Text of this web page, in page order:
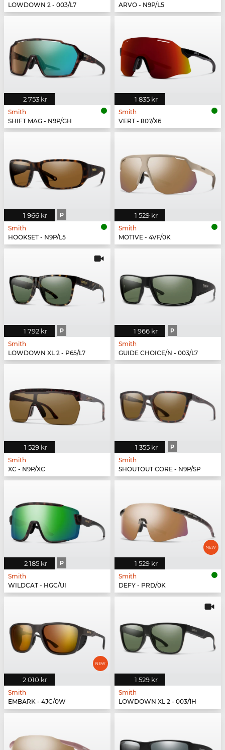
LOWDOWN 2 - 003/L7
ARVO - N9P/L5
2 753 kr
Smith
SHIFT MAG - N9P/GH
1 835 kr
Smith
VERT - 807/X6
1 966 kr P
Smith
HOOKSET - N9P/L5
1 529 kr
Smith
MOTIVE - 4VF/0K
1 792 kr P
Smith
LOWDOWN XL 2 - P65/L7
1 966 kr P
Smith
GUIDE CHOICE/N - 003/L7
1 529 kr
Smith
XC - N9P/XC
1 355 kr P
Smith
SHOUTOUT CORE - N9P/SP
2 185 kr P
Smith
WILDCAT - HGC/UI
1 529 kr
Smith
DEFY - PRD/0K
2 010 kr
Smith
EMBARK - 4JC/0W
1 529 kr
Smith
LOWDOWN XL 2 - 003/1H